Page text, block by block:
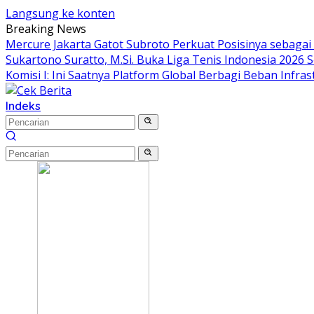
Langsung ke konten
Breaking News
Mercure Jakarta Gatot Subroto Perkuat Posisinya
Sukartono Suratto, M.Si. Buka Liga Tenis Indonesia 2026
Komisi I: Ini Saatnya Platform Global Berbagi Beban
Indeks